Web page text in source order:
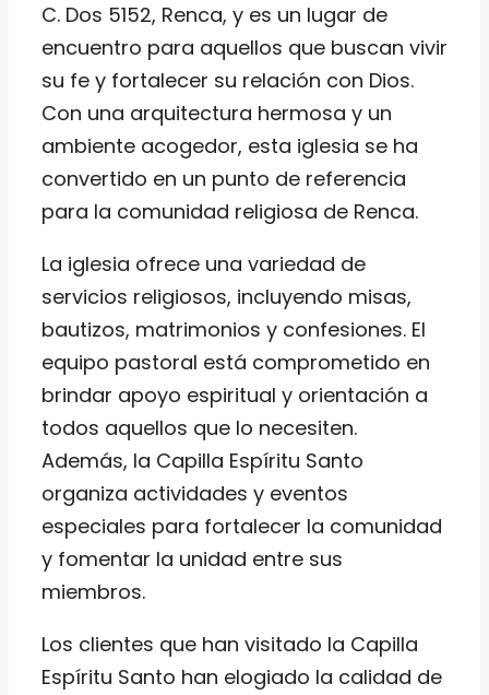
C. Dos 5152, Renca, y es un lugar de
encuentro para aquellos que buscan vivir
su fe y fortalecer su relación con Dios.
Con una arquitectura hermosa y un
ambiente acogedor, esta iglesia se ha
convertido en un punto de referencia
para la comunidad religiosa de Renca.
La iglesia ofrece una variedad de
servicios religiosos, incluyendo misas,
bautizos, matrimonios y confesiones. El
equipo pastoral está comprometido en
brindar apoyo espiritual y orientación a
todos aquellos que lo necesiten.
Además, la Capilla Espíritu Santo
organiza actividades y eventos
especiales para fortalecer la comunidad
y fomentar la unidad entre sus
miembros.
Los clientes que han visitado la Capilla
Espíritu Santo han elogiado la calidad de